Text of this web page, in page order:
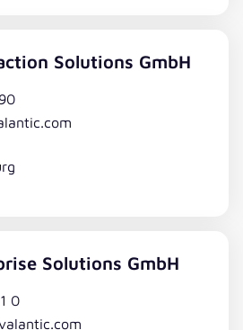
Solutions GmbH
Solutions GmbH
0